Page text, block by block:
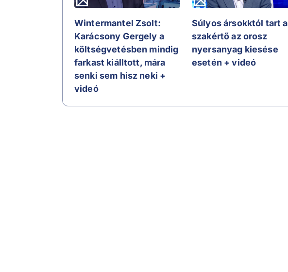
Wintermantel Zsolt:
Karácsony Gergely a
költségvetésben mindig
farkast kiálltott, mára
senki sem hisz neki +
videó
Súlyos ársokktól tart a
szakértő az orosz
nyersanyag kiesése
esetén + videó